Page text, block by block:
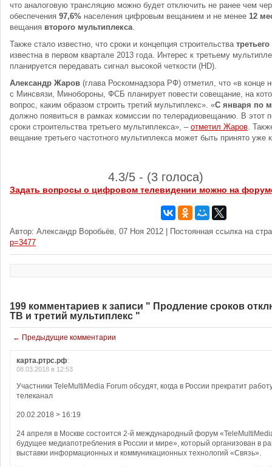
что аналоговую трансляцию можно будет отключить не ранее чем
обеспечения 97,6% населения цифровым вещанием и не менее 12
вещания второго мультиплекса.
Также стало известно, что сроки и концепция строительства
известна в первом квартале 2013 года. Интерес к третьему
планируется передавать сигнал высокой четкости (HD).
Александр Жаров (глава Роскомнадзора РФ) отметил, что «в конце
с Минсвязи, Минобороны, ФСБ планирует повести совещание, на
вопрос, каким образом строить третий мультиплекс». «С января по
должно появиться в рамках комиссии по телерадиовещанию. В этот
сроки строительства третьего мультиплекса», – отметил Жаров.
вещание третьего частотного мультиплекса может быть принято уже
4.3/5 - (3 голоса)
Задать вопросы о цифровом телевидении можно на
Автор: Александр Воробьёв, 07 Ноя 2012 | Постоянная ссылка на
p=3477
199 комментариев к записи " Продление сроков
ТВ и третий мультиплекс "
← Предыдущие комментарии
карта.ртрс.рф:
08.03.2018 в 12:53
Участники TeleMultiMedia Forum обсудят, когда в России прекратит
телеканал
20.02.2018 > 16:19
24 апреля в Москве состоится 2-й международный форум
будущее медиапотребления в России и мире», который организован в
выставки информационных и коммуникационных технологий «Связь».